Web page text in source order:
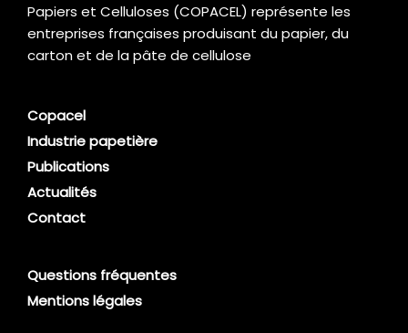
Papiers et Celluloses (COPACEL) représente les
entreprises françaises produisant du papier, du
carton et de la pâte de cellulose
Copacel
Industrie papetière
Publications
Actualités
Contact
Questions fréquentes
Mentions légales